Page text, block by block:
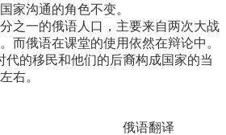
家沟通的角色不变。
之一的俄语人口，主要来自两次大战
而俄语在课堂的使用依然在辩论中。
代的移民和他们的后裔构成国家的当
右。
翻译